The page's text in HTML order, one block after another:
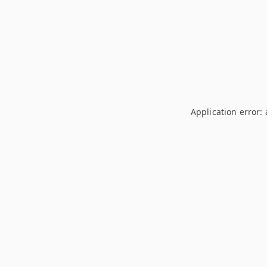
Application error: